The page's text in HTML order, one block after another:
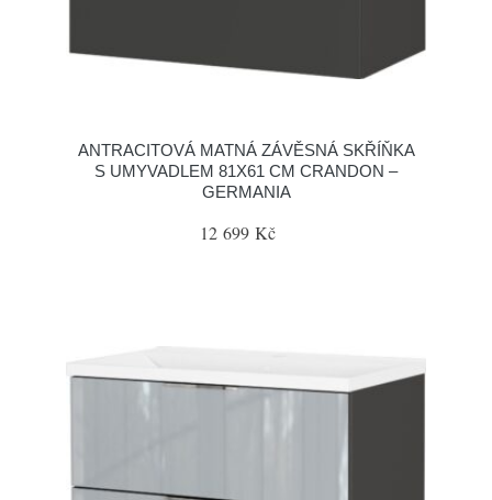
ANTRACITOVÁ MATNÁ ZÁVĚSNÁ SKŘÍŇKA
S UMYVADLEM 81X61 CM CRANDON –
GERMANIA
12 699 Kč